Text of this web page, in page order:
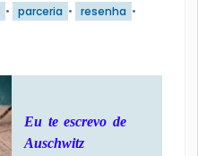
• parceria • resenha •
Eu te escrevo de
Auschwitz